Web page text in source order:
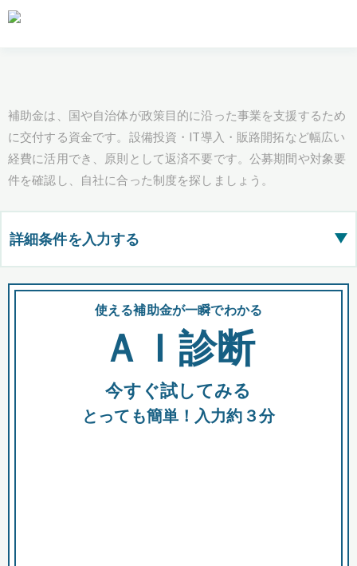
補助金は、国や自治体が政策目的に沿った事業を支援するため
に交付する資金です。設備投資・IT導入・販路開拓など幅広い
経費に活用でき、原則として返済不要です。公募期間や対象要
件を確認し、自社に合った制度を探しましょう。
詳細条件を入力する ▶
都道府県
全国の検索結果を含めて表示
助成金 融資 出資
使える補助金が一瞬でわかる
ＡＩ診断
今すぐ試してみる
とっても簡単！入力約３分